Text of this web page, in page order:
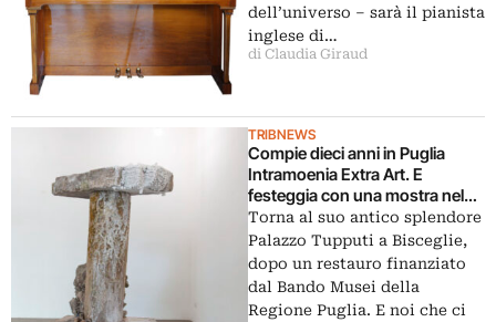
dell’universo – sarà il pianista
inglese di…
di Claudia Giraud
TRIBNEWS
Compie dieci anni in Puglia
Intramoenia Extra Art. E
festeggia con una mostra nel
restaurato Palazzo Tupputi a
Bisceglie: da Alvin Curran a
Jimmie Durham, a
Vedovamazzei
Torna al suo antico splendore
Palazzo Tupputi a Bisceglie,
dopo un restauro finanziato
dal Bando Musei della
Regione Puglia. E noi che ci